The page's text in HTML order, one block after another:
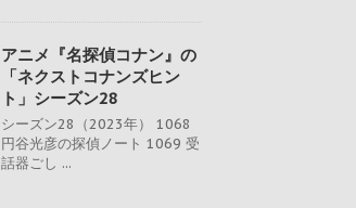
アニメ『名探偵コナン』の
「ネクストコナンズヒン
ト」シーズン28
シーズン28（2023年） 1068
円谷光彦の探偵ノート 1069 受
話器ごし ...